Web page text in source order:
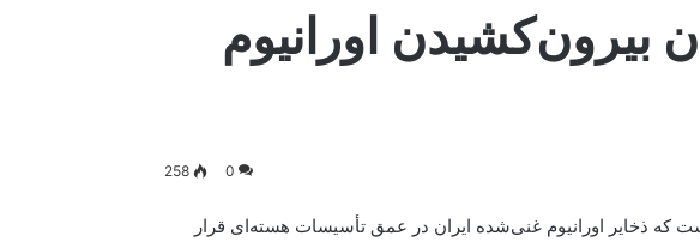
بیرون‌کشیدن اورانیوم
0
258
که ذخایر اورانیوم غنی‌شده ایران در عمق تأسیسات هسته‌ای قرار